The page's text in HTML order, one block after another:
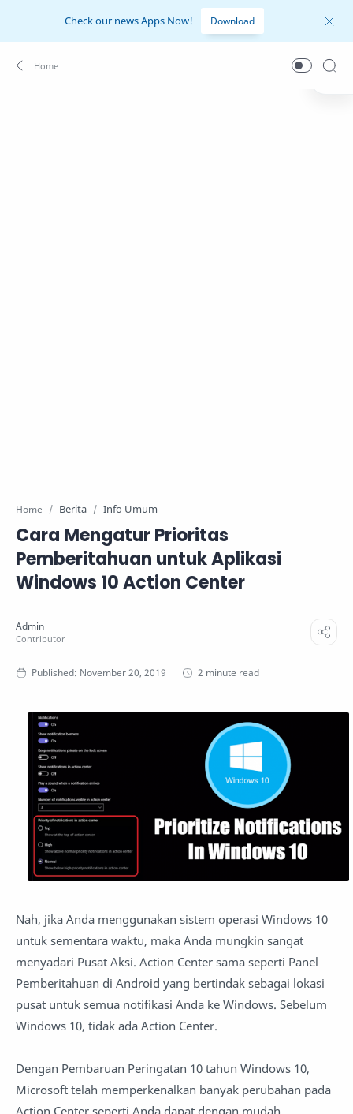
Check our news Apps Now! Download
Home Berita Info Umum
Cara Mengatur Prioritas
Pemberitahuan untuk Aplikasi
Windows 10 Action Center
2 minute read
Nah, jika Anda menggunakan sistem operasi Windows 10
untuk sementara waktu, maka Anda mungkin sangat
menyadari Pusat Aksi. Action Center sama seperti Panel
Pemberitahuan di Android yang bertindak sebagai lokasi
pusat untuk semua notifikasi Anda ke Windows. Sebelum
Windows 10, tidak ada Action Center.
Dengan Pembaruan Peringatan 10 tahun Windows 10,
Microsoft telah memperkenalkan banyak perubahan pada